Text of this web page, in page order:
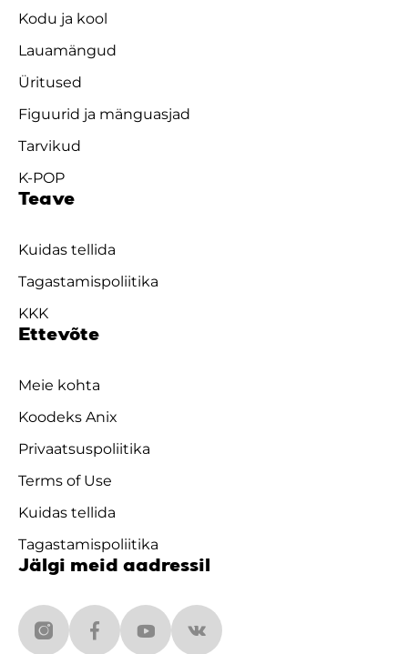
Kodu ja kool
Lauamängud
Üritused
Figuurid ja mänguasjad
Tarvikud
K-POP
Teave
Kuidas tellida
Tagastamispoliitika
KKK
Ettevõte
Meie kohta
Koodeks Anix
Privaatsuspoliitika
Terms of Use
Kuidas tellida
Tagastamispoliitika
Jälgi meid aadressil